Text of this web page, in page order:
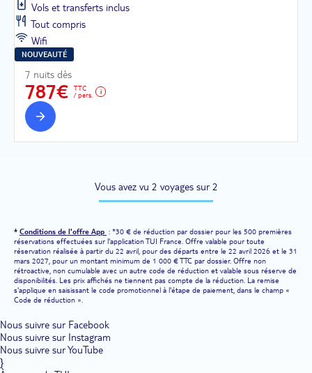
Vols et transferts inclus
Tout compris
Wifi
NOUVEAUTÉ
7 nuits dès
787€
TTC
/ pers.
Vous avez vu 2 voyages sur 2
* Conditions de l'offre App : *30 € de réduction par dossier pour les 500 premières
réservations effectuées sur l'application TUI France. Offre valable pour toute
réservation réalisée à partir du 22 avril, pour des départs entre le 22 avril 2026 et le 31
mars 2027, pour un montant minimum de 1 000 € TTC par dossier. Offre non
rétroactive, non cumulable avec un autre code de réduction et valable sous réserve de
disponibilités. Les prix affichés ne tiennent pas compte de la réduction. La remise
s'applique en saisissant le code promotionnel à l'étape de paiement, dans le champ «
Code de réduction ».
Nous suivre sur Facebook
Nous suivre sur Instagram
Nous suivre sur YouTube
}